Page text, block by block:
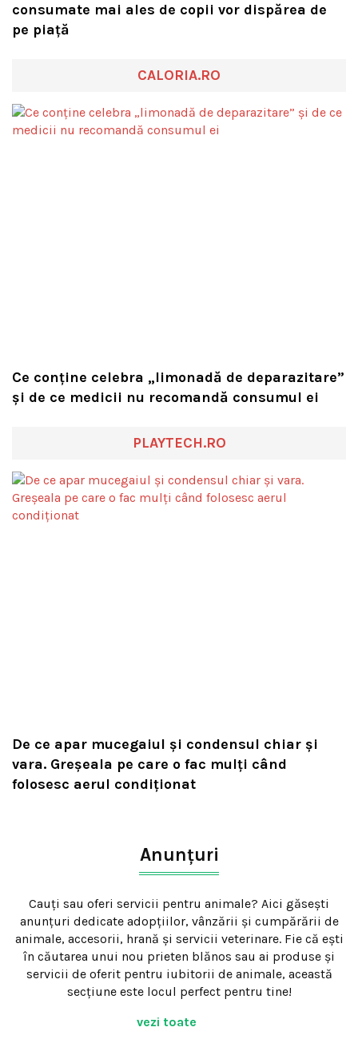
consumate mai ales de copii vor dispărea de
pe piață
CALORIA.RO
Ce conține celebra „limonadă de deparazitare”
și de ce medicii nu recomandă consumul ei
PLAYTECH.RO
De ce apar mucegaiul și condensul chiar și
vara. Greșeala pe care o fac mulți când
folosesc aerul condiționat
Anunțuri
Cauți sau oferi servicii pentru animale? Aici găsești
anunțuri dedicate adopțiilor, vânzării și cumpărării de
animale, accesorii, hrană și servicii veterinare. Fie că ești
în căutarea unui nou prieten blănos sau ai produse și
servicii de oferit pentru iubitorii de animale, această
secțiune este locul perfect pentru tine!
vezi toate